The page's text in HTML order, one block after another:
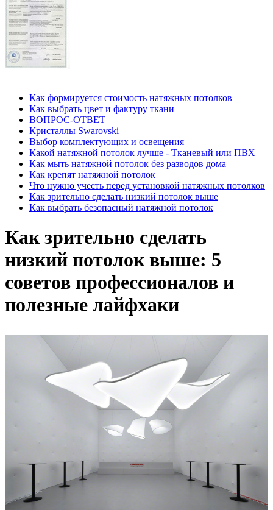
Как формируется стоимость натяжных потолков
Как выбрать цвет и фактуру ткани
ВОПРОС-ОТВЕТ
Кристаллы Swarovski
Выбор комплектующих и освещения
Какой натяжной потолок лучше - Тканевый или ПВХ
Как мыть натяжной потолок без разводов дома
Как крепят натяжной потолок
Что нужно учесть перед установкой натяжных потолков
Как зрительно сделать низкий потолок выше
Как выбрать безопасный натяжной потолок
Как зрительно сделать
низкий потолок выше: 5
советов профессионалов и
полезные лайфхаки